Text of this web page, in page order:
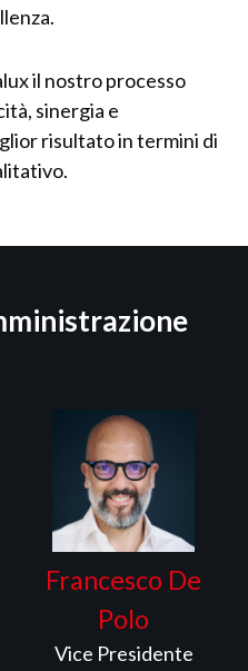
il nostro processo
sinergia e
risultato in termini di
Francesco De
Polo
Vice Presidente